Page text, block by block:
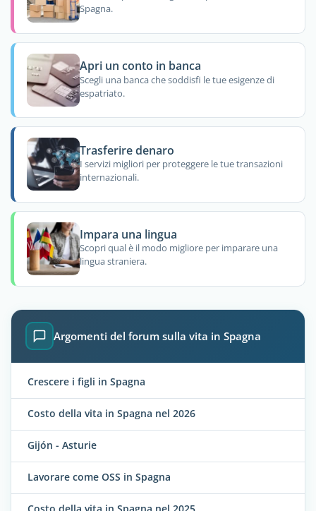
Spagna.
Apri un conto in banca
Scegli una banca che soddisfi le tue esigenze di
espatriato.
Trasferire denaro
I servizi migliori per proteggere le tue transazioni
internazionali.
Impara una lingua
Scopri qual è il modo migliore per imparare una
lingua straniera.
Argomenti del forum sulla vita in Spagna
Crescere i figli in Spagna
Costo della vita in Spagna nel 2026
Gijón - Asturie
Lavorare come OSS in Spagna